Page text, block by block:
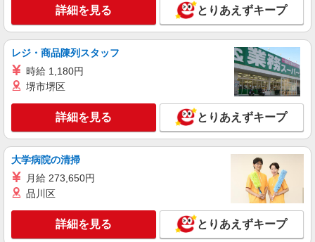
詳細を見る とりあえずキープ
レジ・商品陳列スタッフ
時給 1,180円
堺市堺区
詳細を見る とりあえずキープ
大学病院の清掃
月給 273,650円
品川区
詳細を見る とりあえずキープ